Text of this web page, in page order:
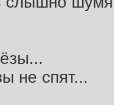
не спят...